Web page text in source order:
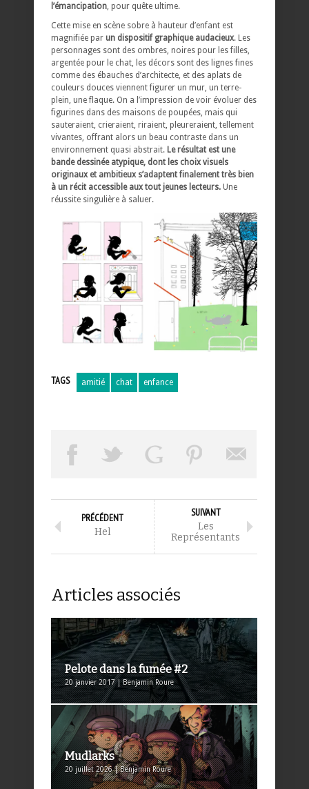
l’émancipation , pour quête ultime.
Cette mise en scène sobre à hauteur d’enfant est
magnifiée par un dispositif graphique audacieux. Les
personnages sont des ombres, noires pour les filles,
argentée pour le chat, les décors sont des lignes fines
comme des ébauches d’architecte, et des aplats de
couleurs douces viennent figurer un mur, un terre-
plein, une flaque. On a l’impression de voir évoluer des
figurines dans des maisons de poupées, mais qui
sauteraient, crieraient, riraient, pleureraient, tellement
vivantes, offrant alors un beau contraste dans un
environnement quasi abstrait. Le résultat est une
bande dessinée atypique, dont les choix visuels
originaux et ambitieux s’adaptent finalement très bien
à un récit accessible aux tout jeunes lecteurs. Une
réussite singulière à saluer.
TAGS amitié chat enfance
PRÉCÉDENT
Hel
SUIVANT
Les
Représentants
Articles associés
Pelote dans la fumée #2
20 janvier 2017 | Benjamin Roure
Mudlarks
20 juillet 2026 | Benjamin Roure